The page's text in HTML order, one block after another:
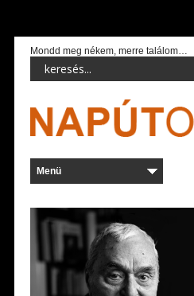
Mondd meg nékem, merre találom…